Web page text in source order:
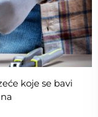
koje se bavi